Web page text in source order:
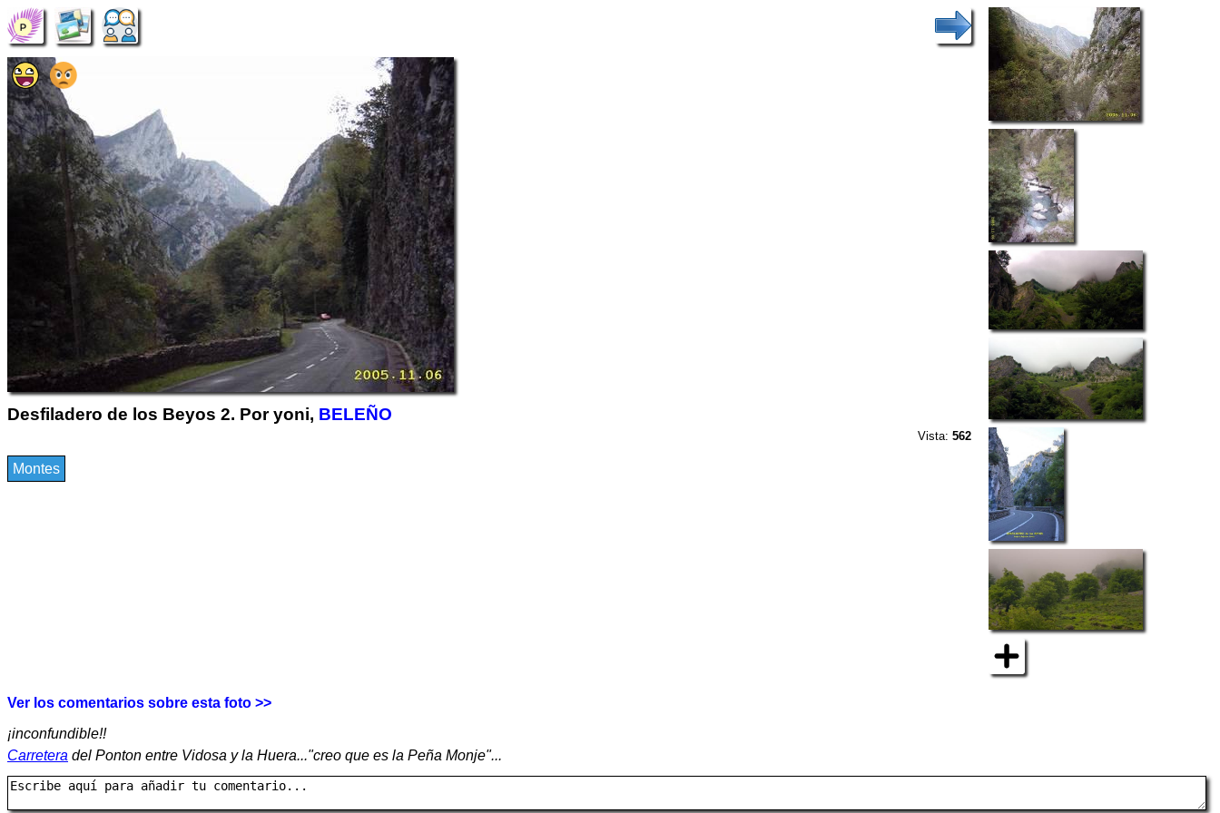
Desfiladero de los Beyos 2. Por yoni, BELEÑO
Vista:562
Montes
Ver los comentarios sobre esta foto >>
¡inconfundible!!
Carretera del Ponton entre Vidosa y la Huera..."creo que es la Peña Monje"...